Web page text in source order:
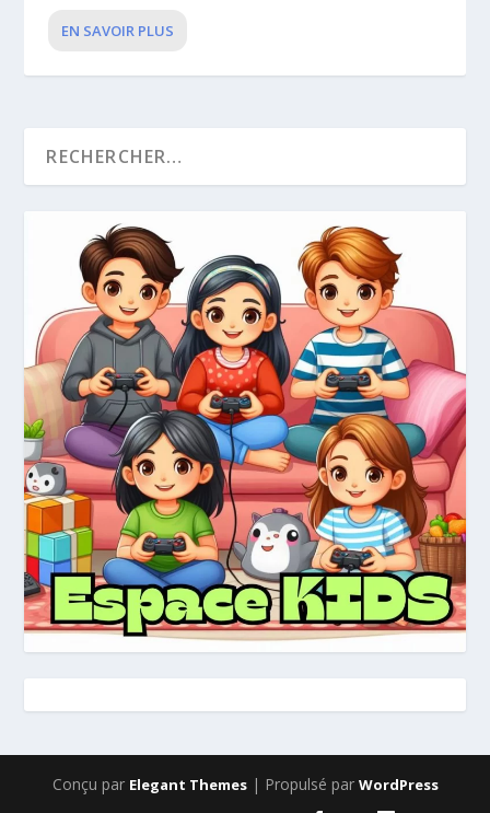
EN SAVOIR PLUS
Conçu par Elegant Themes| Propulsé par WordPress